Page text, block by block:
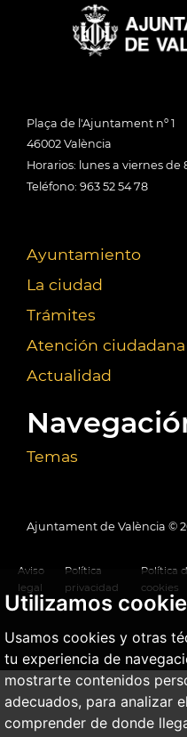
Utilizamos
Usamos cookies y otras
tu experiencia de
mostrarte contenidos
adecuados, para analizar
comprender de donde
Plaça de l'Ajuntament nº 1
46002 València
Horarios: lunes a viernes de
Teléfono: 963 52 54 78
Ayuntamiento
La ciudad
Trámites
Atención ciudadana
Actualidad
Temas
Ajuntament de València ©
Aviso
legal
Política
privacidad
Política
cookies